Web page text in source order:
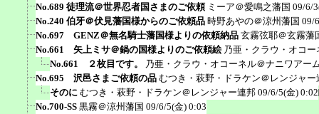
No.689 徒理流＠世界忍者国さまのご依頼 ミーア＠愛鳴之藩国 09/6/
No.240 伯牙＠伏見藩国様からのご依頼品 時野あやの＠涼州藩国 09/
No.697 GENZ＠無名騎士藩国様よりの依頼納品 玄霧弦耶＠玄霧藩
No.661 矢上ミサ＠鍋の国様よりのご依頼絵 乃亜・クラウ・オコ
No.661 ２枚目です。
乃亜・クラウ・オコーネル＠ナニワアー
No.695 沢邑さまご依頼の品 むつき・萩野・ドラケン＠レンジャー
そのに むつき・萩野・ドラケン＠レンジャー連邦 09/6/5(金) 0:02
No.700-SS 黒霧＠涼州藩国 09/6/5(金) 0:03